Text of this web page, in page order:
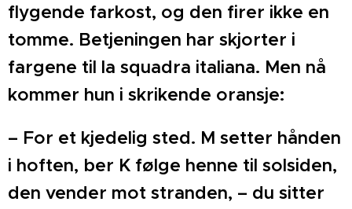
flygende farkost, og den firer ikke en
tomme. Betjeningen har skjorter i
fargene til la squadra italiana. Men nå
kommer hun i skrikende oransje:
– For et kjedelig sted. M setter hånden
i hoften, ber K følge henne til solsiden,
den vender mot stranden, – du sitter